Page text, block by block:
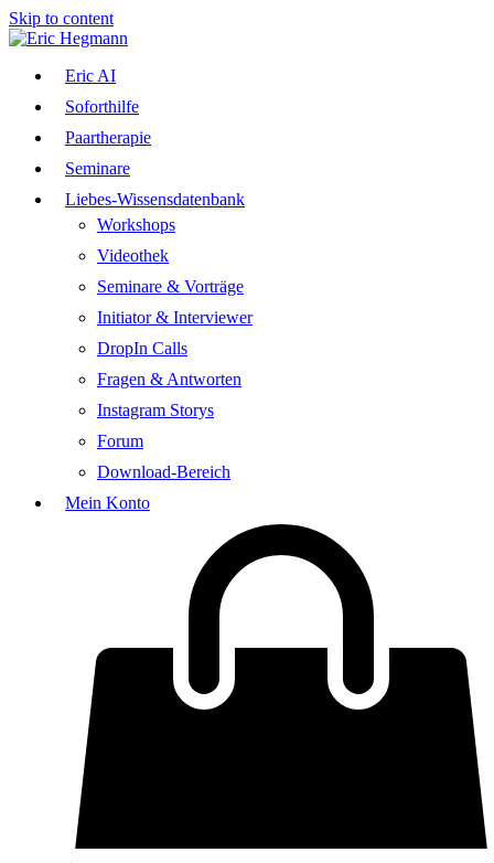
Skip to content
Eric AI
Soforthilfe
Paartherapie
Seminare
Liebes-Wissensdatenbank
Workshops
Videothek
Seminare & Vorträge
Initiator & Interviewer
DropIn Calls
Fragen & Antworten
Instagram Storys
Forum
Download-Bereich
Mein Konto